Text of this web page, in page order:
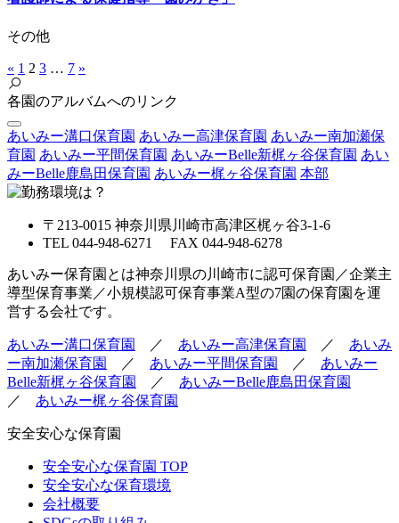
その他
« 1 2 3 … 7 »
各園のアルバムへのリンク
あいみー溝口保育園 あいみー高津保育園 あいみー南加瀬保
育園 あいみー平間保育園 あいみーBelle新梶ヶ谷保育園 あい
みーBelle鹿島田保育園 あいみー梶ヶ谷保育園 本部
〒213-0015 神奈川県川崎市高津区梶ヶ谷3-1-6
TEL 044-948-6271 FAX 044-948-6278
あいみー保育園とは神奈川県の川崎市に認可保育園／企業主
導型保育事業／小規模認可保育事業A型の7園の保育園を運
営する会社です。
あいみー溝口保育園 ／ あいみー高津保育園 ／ あいみ
ー南加瀬保育園
／ あいみー平間保育園 ／ あいみー
Belle新梶ヶ谷保育園
／ あいみーBelle鹿島田保育園
／ あいみー梶ヶ谷保育園
安全安心な保育園
安全安心な保育園 TOP
安全安心な保育環境
会社概要